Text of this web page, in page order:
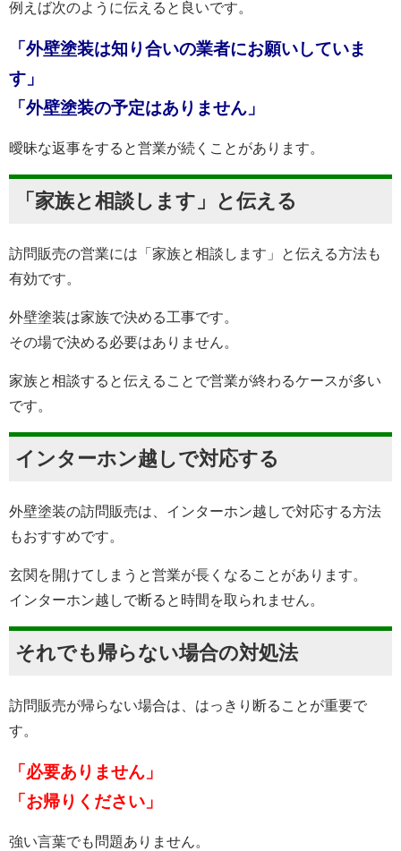
例えば次のように伝えると良いです。
「外壁塗装は知り合いの業者にお願いしていま
す」
「外壁塗装の予定はありません」
曖昧な返事をすると営業が続くことがあります。
「家族と相談します」と伝える
訪問販売の営業には「家族と相談します」と伝える方法も
有効です。
外壁塗装は家族で決める工事です。
その場で決める必要はありません。
家族と相談すると伝えることで営業が終わるケースが多い
です。
インターホン越しで対応する
外壁塗装の訪問販売は、インターホン越しで対応する方法
もおすすめです。
玄関を開けてしまうと営業が長くなることがあります。
インターホン越しで断ると時間を取られません。
それでも帰らない場合の対処法
訪問販売が帰らない場合は、はっきり断ることが重要で
す。
「必要ありません」
「お帰りください」
強い言葉でも問題ありません。